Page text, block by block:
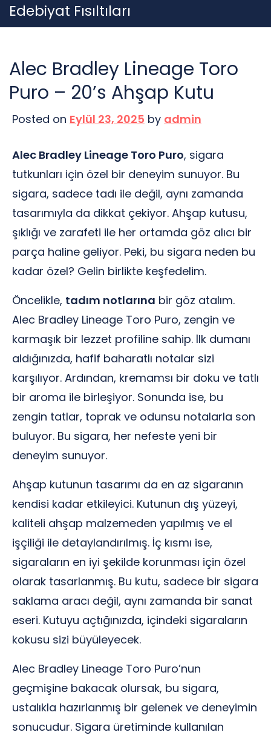
Skip
to
Edebiyat Fısıltıları
Alec Bradley Lineage Toro
Puro – 20’s Ahşap Kutu
Posted on Eylül 23, 2025 by admin
Alec Bradley Lineage Toro Puro, sigara
tutkunları için özel bir deneyim sunuyor. Bu
sigara, sadece tadı ile değil, aynı zamanda
tasarımıyla da dikkat çekiyor. Ahşap kutusu,
şıklığı ve zarafeti ile her ortamda göz alıcı bir
parça haline geliyor. Peki, bu sigara neden bu
kadar özel? Gelin birlikte keşfedelim.
Öncelikle, tadım notlarına bir göz atalım.
Alec Bradley Lineage Toro Puro, zengin ve
karmaşık bir lezzet profiline sahip. İlk dumanı
aldığınızda, hafif baharatlı notalar sizi
karşılıyor. Ardından, kremamsı bir doku ve tatlı
bir aroma ile birleşiyor. Sonunda ise, bu
zengin tatlar, toprak ve odunsu notalarla son
buluyor. Bu sigara, her nefeste yeni bir
deneyim sunuyor.
Ahşap kutunun tasarımı da en az sigaranın
kendisi kadar etkileyici. Kutunun dış yüzeyi,
kaliteli ahşap malzemeden yapılmış ve el
işçiliği ile detaylandırılmış. İç kısmı ise,
sigaraların en iyi şekilde korunması için özel
olarak tasarlanmış. Bu kutu, sadece bir sigara
saklama aracı değil, aynı zamanda bir sanat
eseri. Kutuyu açtığınızda, içindeki sigaraların
kokusu sizi büyüleyecek.
Alec Bradley Lineage Toro Puro’nun
geçmişine bakacak olursak, bu sigara,
ustalıkla hazırlanmış bir gelenek ve deneyimin
sonucudur. Sigara üretiminde kullanılan